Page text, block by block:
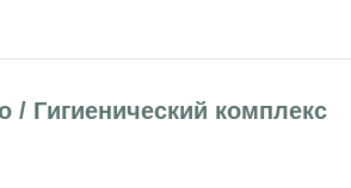
/ Гигиенический комплекс